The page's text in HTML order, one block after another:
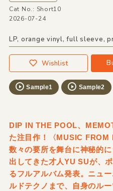
Cat No.: Short10
2026-07-24
LP, orange vinyl, full sleeve,
Wishlist
Sample1 Sample2
DIP IN THE POOL、
た注目作！〈MUSIC
数々の要所を舞台に神秘的
出してきた才人YU SUが、
るフルアルバム発表。ニュ
ルドテクノまで、自身のル